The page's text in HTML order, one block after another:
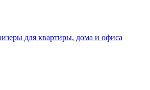
для квартиры, дома и офиса